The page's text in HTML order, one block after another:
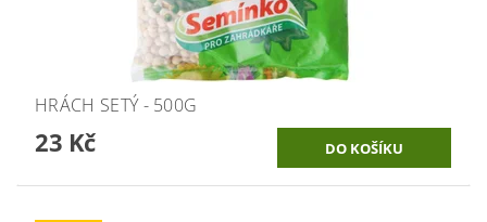
HRÁCH SETÝ - 500G
23 Kč